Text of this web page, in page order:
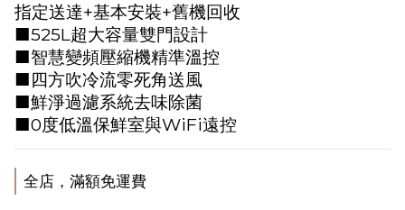
指定送達+基本安裝+舊機回收
■525L超大容量雙門設計
■智慧變頻壓縮機精準溫控
■四方吹冷流零死角送風
■鮮淨過濾系統去味除菌
■0度低溫保鮮室與WiFi遠控
全店，滿額免運費